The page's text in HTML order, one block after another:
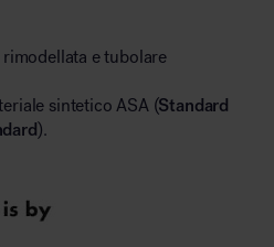
rimodellata e tubolare
sintetico ASA (Standard
).